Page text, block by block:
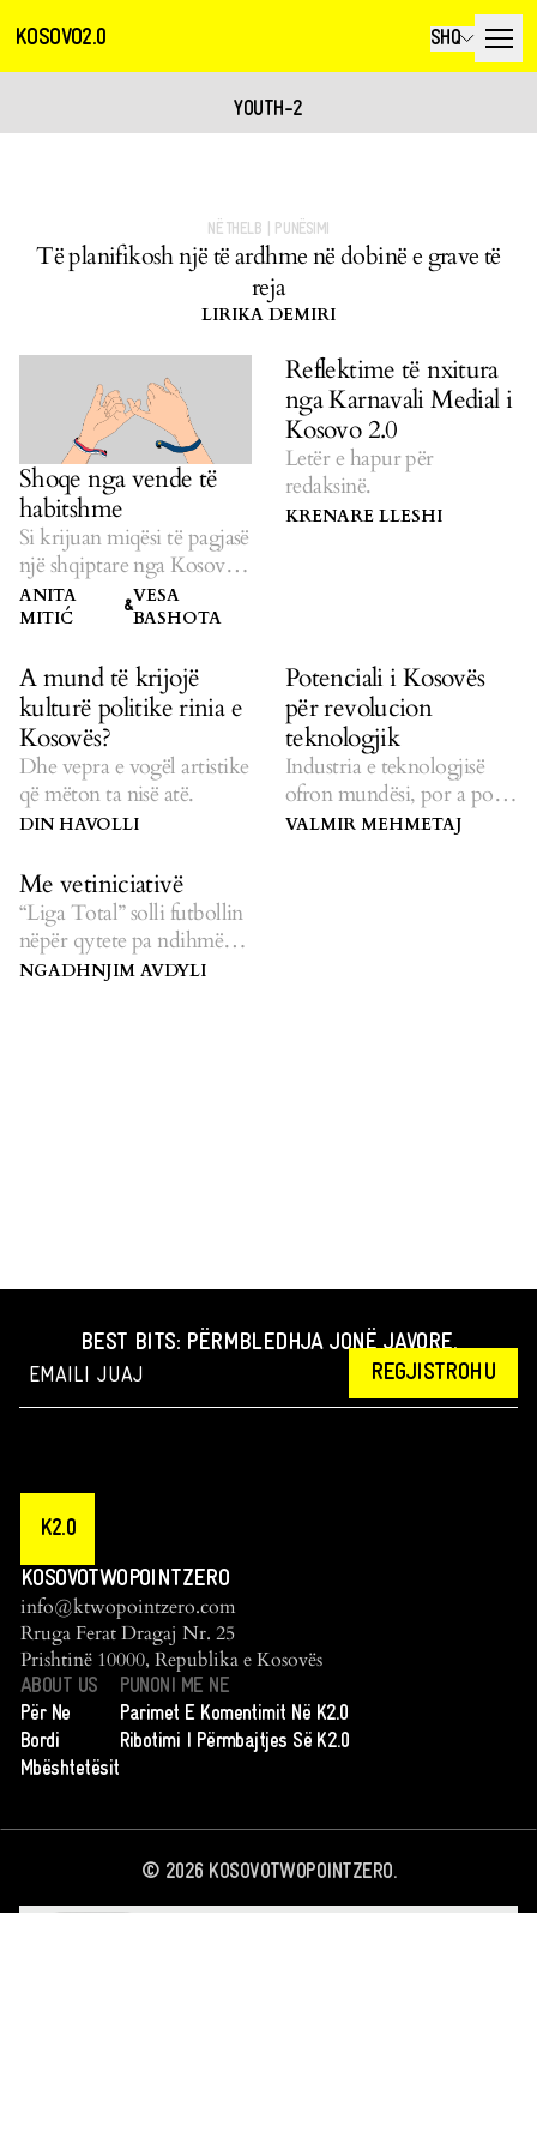
KOSOVO2.0 SHQ
YOUTH-2
NË THELB PUNËSIMI
Të planifikosh një të ardhme në dobinë e grave të
reja
LIRIKA DEMIRI
Shoqe nga vende të
habitshme
Si krijuan miqësi të pagjasë
një shqiptare nga Kosova
dhe një serbe.
ANITA
MITIĆ
&VESA
BASHOTA
Reflektime të nxitura
nga Karnavali Medial i
Kosovo 2.0
Letër e hapur për
redaksinë.
KRENARE LLESHI
A mund të krijojë
kulturë politike rinia e
Kosovës?
Dhe vepra e vogël artistike
që mëton ta nisë atë.
DIN HAVOLLI
Potenciali i Kosovës
për revolucion
teknologjik
Industria e teknologjisë
ofron mundësi, por a po
ndodh gjë?
VALMIR MEHMETAJ
Me vetiniciativë
“Liga Total” solli futbollin
nëpër qytete pa ndihmë
komunale.
NGADHNJIM AVDYLI
BEST BITS: PËRMBLEDHJA JONË JAVORE.
REGJISTROHU
K2.0
KOSOVOTWOPOINTZERO
info@ktwopointzero.com
Rruga Ferat Dragaj Nr. 25
Prishtinë 10000, Republika e Kosovës
ABOUT US
Për Ne
Bordi
Mbështetësit
PUNONI ME NE
Parimet E Komentimit Në K2.0
Ribotimi I Përmbajtjes Së K2.0
© 2026KOSOVOTWOPOINTZERO.